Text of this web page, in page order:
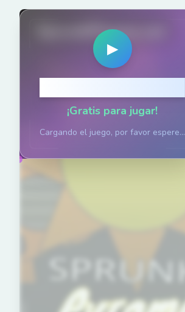
SprunkiPhases.net
▶
¡Gratis para jugar!
Cargando el juego, por favor espere...